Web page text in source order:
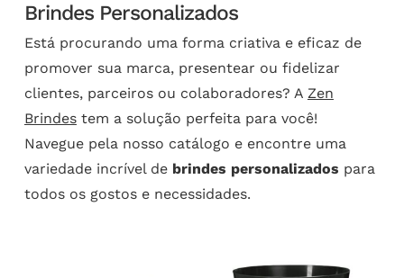
Brindes Personalizados
Está procurando uma forma criativa e eficaz de
promover sua marca, presentear ou fidelizar
clientes, parceiros ou colaboradores? A Zen
Brindestem a solução perfeita para você!
Navegue pela nosso catálogo e encontre uma
variedade incrível de brindes personalizados para
todos os gostos e necessidades.